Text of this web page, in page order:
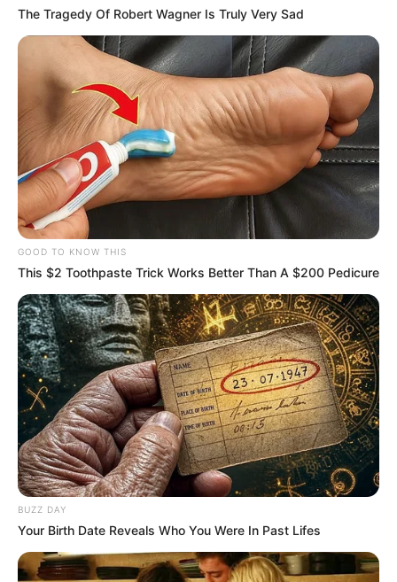
The Tragedy Of Robert Wagner Is Truly Very Sad
GOOD TO KNOW THIS
This $2 Toothpaste Trick Works Better Than A $200 Pedicure
BUZZ DAY
Your Birth Date Reveals Who You Were In Past Lifes